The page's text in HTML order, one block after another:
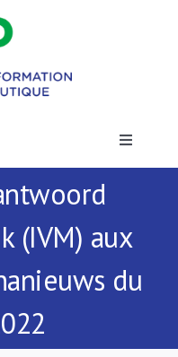
Toggle
(IVM) aux
du